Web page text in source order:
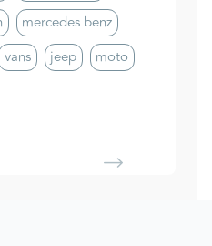
mercedes benz
vans jeep
moto